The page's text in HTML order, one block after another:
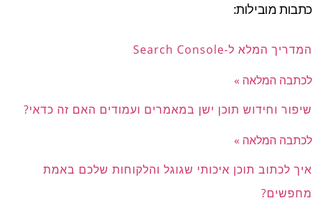
כתבות מובילות:
המדריך המלא ל-Search Console
לכתבה המלאה »
שיפור וחידוש תוכן ישן במאמרים ועמודים האם זה כדאי?
לכתבה המלאה »
איך לכתוב תוכן איכותי שגוגל והלקוחות שלכם באמת
מחפשים?